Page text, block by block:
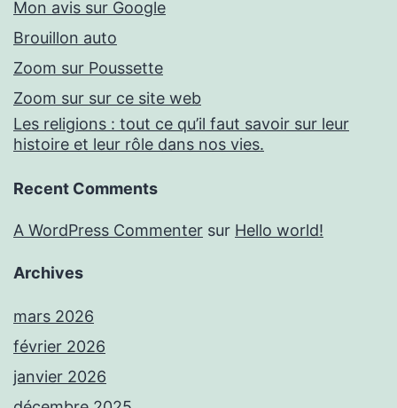
Mon avis sur Google
Brouillon auto
Zoom sur Poussette
Zoom sur sur ce site web
Les religions : tout ce qu’il faut savoir sur leur
histoire et leur rôle dans nos vies.
Recent Comments
A WordPress Commenter sur Hello world!
Archives
mars 2026
février 2026
janvier 2026